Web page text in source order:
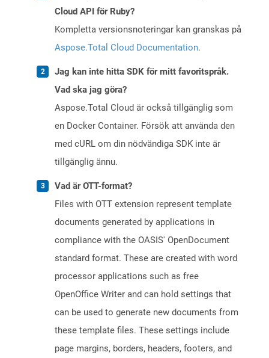
Cloud API för Ruby?
Kompletta versionsnoteringar kan granskas på
Aspose.Total Cloud Documentation.
Jag kan inte hitta SDK för mitt favoritspråk.
Vad ska jag göra?
Aspose.Total Cloud är också tillgänglig som
en Docker Container. Försök att använda den
med cURL om din nödvändiga SDK inte är
tillgänglig ännu.
Vad är OTT-format?
Files with OTT extension represent template
documents generated by applications in
compliance with the OASIS' OpenDocument
standard format. These are created with word
processor applications such as free
OpenOffice Writer and can hold settings that
can be used to generate new documents from
these template files. These settings include
page margins, borders, headers, footers, and